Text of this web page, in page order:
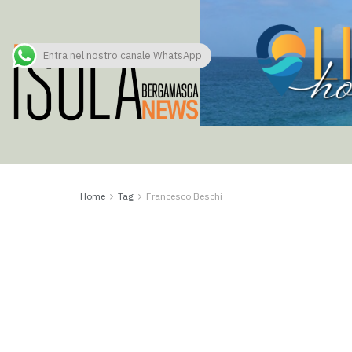
Home Tag Francesco Beschi
Entra nel nostro canale WhatsApp